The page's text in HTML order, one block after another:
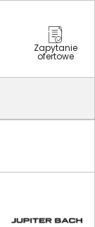
Zapytanie
ofertowe